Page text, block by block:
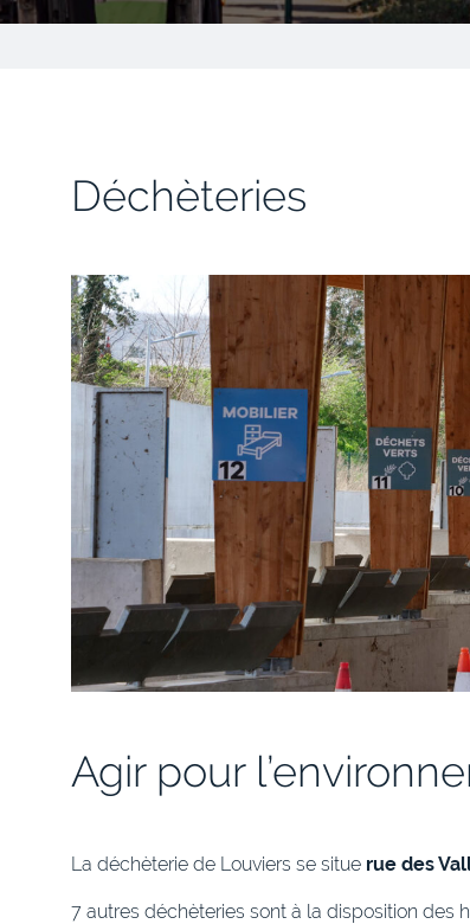
Déchèteries
Agir pour
La déchèterie de Louviers se situe rue des
7 autres déchèteries sont à la disposition des